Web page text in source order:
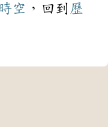
時空 ，回到 歷